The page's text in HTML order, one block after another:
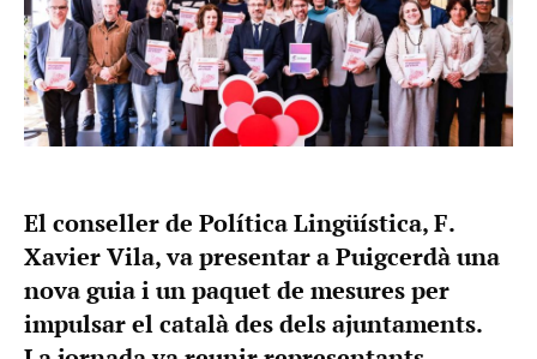
El conseller de Política Lingüística, F.
Xavier Vila, va presentar a Puigcerdà una
nova guia i un paquet de mesures per
impulsar el català des dels ajuntaments.